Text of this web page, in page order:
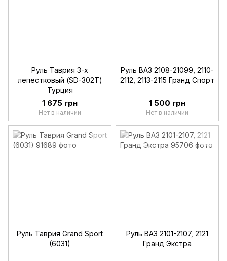
Руль Таврия 3-х
лепестковый (SD-302T)
Турция
1 675 грн
Нет в наличии
Руль ВАЗ 2108-21099, 2110-
2112, 2113-2115 Гранд Спорт
1 500 грн
Нет в наличии
Руль Таврия Grand Sport
(6031)
Руль ВАЗ 2101-2107, 2121
Гранд Экстра